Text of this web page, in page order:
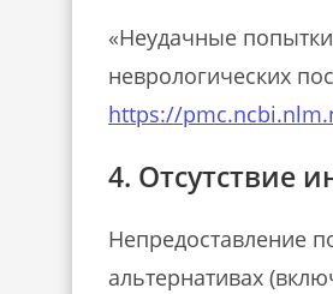
«Неудачные
неврологических
https://
4. Отсутствие
Непредоставление
альтернативах
проведено с опозданием в
ребенок родился без
реанимирован и остался с
повреждением.
шекелей (из них 3
пособий по национальному